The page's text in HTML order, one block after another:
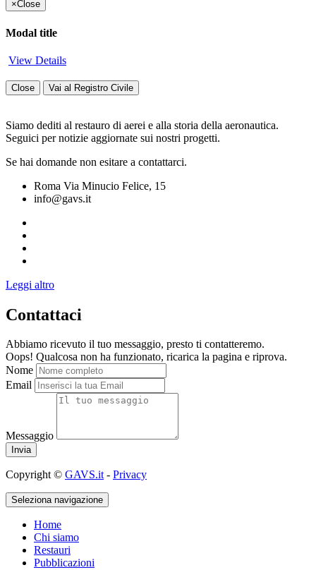
×Close
Modal title
View Details
Close Vai al Registro Civile
Siamo dediti al restauro di aerei e alla storia della aeronautica.
Seguici per notizie aggiornate sui nostri progetti.
Se hai domande non esitare a contattarci.
Roma Via Minucio Felice, 15
info@gavs.it
Leggi altro
Contattaci
Abbiamo ricevuto il tuo messaggio, presto ti contatteremo.
Oops! Qualcosa non ha funzionato, ricarica la pagina e riprova.
Nome
Email
Messaggio
Copyright © GAVS.it- Privacy
Seleziona navigazione
Home
Chi siamo
Restauri
Pubblicazioni